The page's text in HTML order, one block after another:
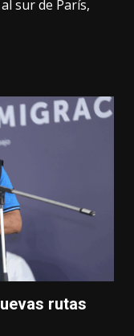
sur de París,
rutas